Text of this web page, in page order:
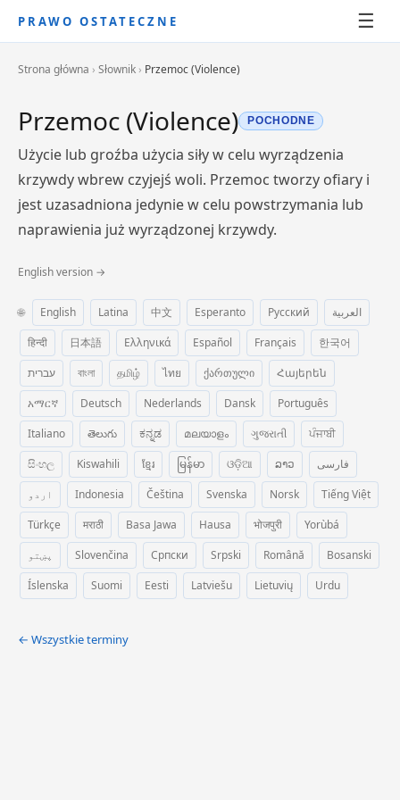
PRAWO OSTATECZNE ☰
Strona główna › Słownik › Przemoc (Violence)
Przemoc (Violence) POCHODNE
Użycie lub groźba użycia siły w celu wyrządzenia
krzywdy wbrew czyjejś woli. Przemoc tworzy ofiary i
jest uzasadniona jedynie w celu powstrzymania lub
naprawienia już wyrządzonej krzywdy.
English version →
🌐 English Latina 中文 Esperanto Русский
العربية
हिन्दी
日本語 Ελληνικά Español Français
한국어
עברית
বাংলা தமிழ் ไทย ქართული
Հայերեն
አማርኛ
Deutsch Nederlands Dansk
Português
Italiano
తెలుగు ಕನ್ನಡ മലയാളം ગુજરાતી
ਪੰਜਾਬੀ
සිංහල
Kiswahili ខ្មែរ မြန်မာ ଓଡ଼ିଆ ລາວ
فارسی
اردو
Indonesia Čeština Svenska Norsk
Tiếng Việt
Türkçe
मराठी Basa Jawa Hausa भोजपुरी
Yorùbá
پښتو
Slovenčina Српски Srpski Română
Bosanski
Íslenska
Suomi Eesti Latviešu Lietuvių Urdu
← Wszystkie terminy